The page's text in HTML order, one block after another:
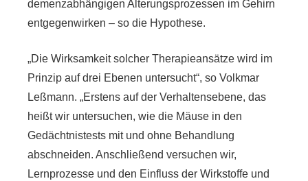
demenzabhängigen Alterungsprozessen im Gehirn
entgegenwirken – so die Hypothese.
„Die Wirksamkeit solcher Therapieansätze wird im
Prinzip auf drei Ebenen untersucht“, so Volkmar
Leßmann. „Erstens auf der Verhaltensebene, das
heißt wir untersuchen, wie die Mäuse in den
Gedächtnistests mit und ohne Behandlung
abschneiden. Anschließend versuchen wir,
Lernprozesse und den Einfluss der Wirkstoffe und